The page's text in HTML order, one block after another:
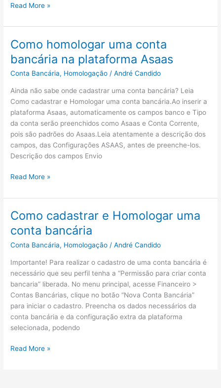
Como
uma
bancária
na
plataforma
Read More »
Como homologar uma conta
bancária na plataforma Asaas
Conta Bancária, Homologação /André Candido
Ainda não sabe onde cadastrar uma conta bancária? Leia
Como cadastrar e Homologar uma conta bancária.Ao inserir a
plataforma Asaas, automaticamente os campos banco e Tipo
da conta serão preenchidos como Asaas e Conta Corrente,
pois são padrões do Asaas.Leia atentamente a descrição dos
campos, das Configurações ASAAS, antes de preenche-los.
Descrição dos campos Envio
Como
uma
conta
bancária
na
plataforma
Read More »
Como cadastrar e Homologar uma
conta bancária
Conta Bancária, Homologação /André Candido
Importante! Para realizar o cadastro de uma conta bancária é
necessário que seu perfil tenha a “Permissão para criar conta
bancaria” liberada. No menu principal, acesse Financeiro >
Contas Bancárias, clique no botão “Nova Conta Bancária”
para iniciar o cadastro. Preencha os dados necessários da
conta bancária e da configuração extra da plataforma
selecionada, podendo
Como
Read More »